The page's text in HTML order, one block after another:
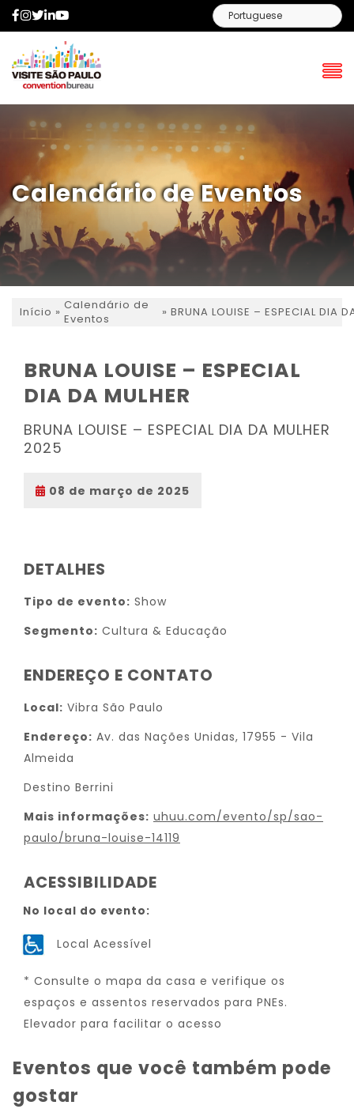
Facebook
Instagram
Twitter
LinkedIn
Calendário de Eventos
Início » Calendário de
Eventos
» BRUNA LOUISE – ESPECIAL DIA
BRUNA LOUISE – ESPECIAL
DIA DA MULHER
BRUNA LOUISE – ESPECIAL DIA DA MULHER
2025
08 de março de 2025
DETALHES
Tipo de evento: Show
Segmento: Cultura & Educação
ENDEREÇO E CONTATO
Local: Vibra São Paulo
Endereço: Av. das Nações Unidas, 17955 - Vila
Almeida
Destino Berrini
Mais informações: uhuu.com/evento/sp/sao-
paulo/bruna-louise-14119
ACESSIBILIDADE
No local do evento:
Local Acessível
* Consulte o mapa da casa e verifique os
espaços e assentos reservados para PNEs.
Elevador para facilitar o acesso
Eventos que você também pode
gostar